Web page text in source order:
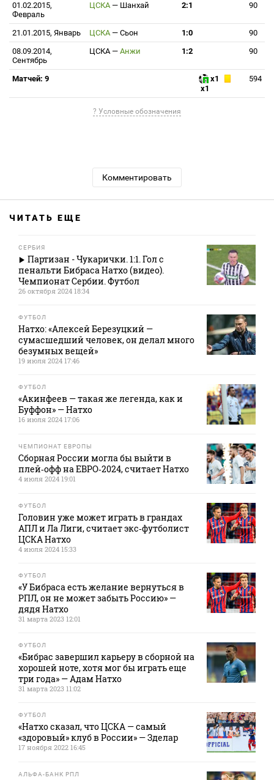
01.02.2015,
Февраль
ЦСКА — Шанхай 2:1 90
21.01.2015, Январь ЦСКА — Сьон 1:0
90
08.09.2014,
Сентябрь
ЦСКА — Анжи 1:2 90
Матчей: 9
x1
x1
594
? Условные обозначения
Комментировать
ЧИТАТЬ ЕЩЕ
СЕРБИЯ
Партизан - Чукарички. 1:1. Гол с
пенальти Бибраса Натхо (видео).
Чемпионат Сербии. Футбол
26 октября 2024 18:34
ФУТБОЛ
Натхо: «Алексей Березуцкий —
сумасшедший человек, он делал много
безумных вещей»
19 июля 2024 17:46
ФУТБОЛ
«Акинфеев — такая же легенда, как и
Буффон» — Натхо
16 июля 2024 17:06
ЧЕМПИОНАТ ЕВРОПЫ
Сборная России могла бы выйти в
плей‑офф на ЕВРО‑2024, считает Натхо
4 июля 2024 19:01
ФУТБОЛ
Головин уже может играть в грандах
АПЛ и Ла Лиги, считает экс‑футболист
ЦСКА Натхо
4 июля 2024 15:33
ФУТБОЛ
«У Бибраса есть желание вернуться в
РПЛ, он не может забыть Россию» —
дядя Натхо
31 марта 2023 12:01
ФУТБОЛ
«Бибрас завершил карьеру в сборной на
хорошей ноте, хотя мог бы играть еще
три года» — Адам Натхо
31 марта 2023 11:02
ФУТБОЛ
«Натхо сказал, что ЦСКА — самый
«здоровый» клуб в России» — Зделар
17 ноября 2022 16:45
АЛЬФА-БАНК РПЛ